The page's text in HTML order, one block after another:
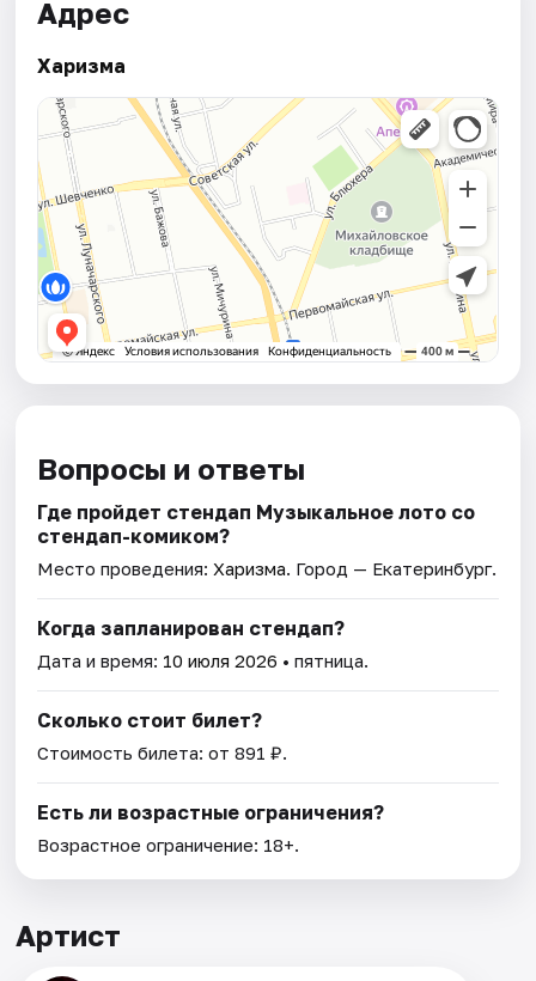
Адрес
Харизма
Вопросы и ответы
Где пройдет стендап Музыкальное лото со
стендап-комиком?
Место проведения:Харизма. Город — Екатеринбург.
Когда запланирован стендап?
Дата и время: 10 июля 2026 • пятница.
Сколько стоит билет?
Стоимость билета: от 891 ₽.
Есть ли возрастные ограничения?
Возрастное ограничение: 18+.
Артист